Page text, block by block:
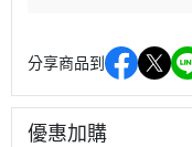
分享商品到
優惠加購